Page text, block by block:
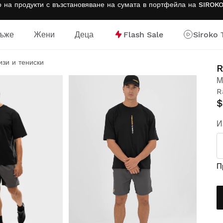
продукти с възстановяване на сумата в портфейла на
Жени Деца Flash Sale Siroko
и тениски